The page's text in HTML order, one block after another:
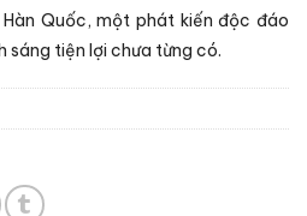
Quốc, một phát kiến độc đáo
sáng tiện lợi chưa từng có.